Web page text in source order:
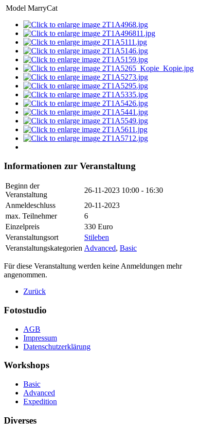
Model MarryCat
Informationen zur Veranstaltung
Beginn der
Veranstaltung
26-11-2023 10:00 - 16:30
Anmeldeschluss
20-11-2023
max. Teilnehmer
6
Einzelpreis
330 Euro
Veranstaltungsort
Stileben
Veranstaltungskategorien Advanced, Basic
Für diese Veranstaltung werden keine Anmeldungen mehr
angenommen.
Zurück
Fotostudio
AGB
Impressum
Datenschutzerklärung
Workshops
Basic
Advanced
Expedition
Diverses